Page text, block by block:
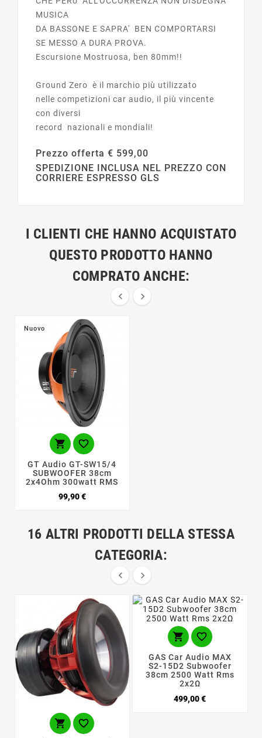
MUSICA
DA BASSONE E SAPRA' BEN COMPORTARSI
SE MESSO A DURA PROVA.
Escursione Mostruosa, ben 80mm!!
Ground Zero è il marchio più utilizzato
nelle competizioni car audio, il più vincente
con diversi
record nazionali e mondiali!
Prezzo offerta € 599,00
SPEDIZIONE INCLUSA NEL PREZZO CON
CORRIERE ESPRESSO GLS
I CLIENTI CHE HANNO ACQUISTATO
QUESTO PRODOTTO HANNO
COMPRATO ANCHE:
 
Nuovo
 
GT Audio GT-SW15/4
SUBWOOFER 38cm
2x4Ohm 300watt RMS
99,90 €Prezzo
16 ALTRI PRODOTTI DELLA STESSA
CATEGORIA:
 
 
 
GAS Car Audio MAX
S2-15D2 Subwoofer
38cm 2500 Watt Rms
2x2Ω
499,00 €Prezzo